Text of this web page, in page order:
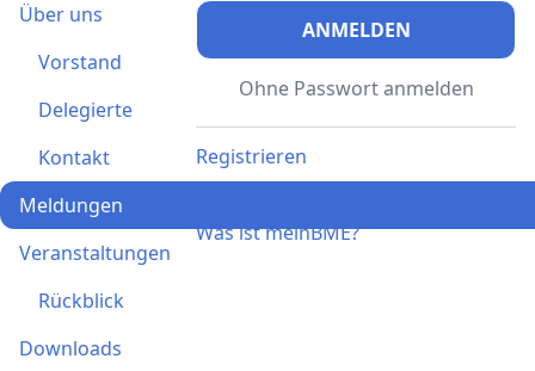
ANMELDEN
Ohne Passwort anmelden
Registrieren
Was ist meinBME?
Über uns
Vorstand
Delegierte
Kontakt
Meldungen
Veranstaltungen
Rückblick
Downloads